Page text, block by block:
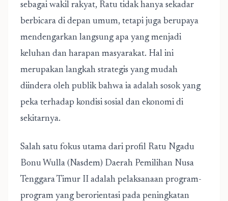
sebagai wakil rakyat, Ratu tidak hanya sekadar
berbicara di depan umum, tetapi juga berupaya
mendengarkan langsung apa yang menjadi
keluhan dan harapan masyarakat. Hal ini
merupakan langkah strategis yang mudah
diindera oleh publik bahwa ia adalah sosok yang
peka terhadap kondisi sosial dan ekonomi di
sekitarnya.
Salah satu fokus utama dari profil Ratu Ngadu
Bonu Wulla (Nasdem) Daerah Pemilihan Nusa
Tenggara Timur II adalah pelaksanaan program-
program yang berorientasi pada peningkatan